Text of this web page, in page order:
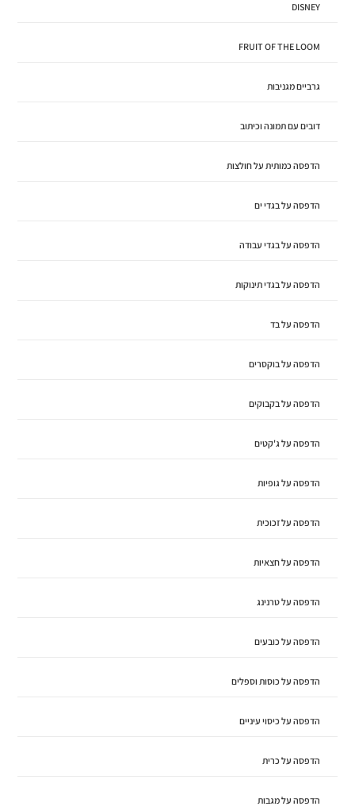
DISNEY
FRUIT OF THE LOOM
גרביים מגניבות
דובים עם תמונה וכיתוב
הדפסה כמותית על חולצות
הדפסה על בגדי ים
הדפסה על בגדי עבודה
הדפסה על בגדי תינוקות
הדפסה על בד
הדפסה על בוקסרים
הדפסה על בקבוקים
הדפסה על ג'קטים
הדפסה על גופיות
הדפסה על זכוכית
הדפסה על חצאיות
הדפסה על טרנינג
הדפסה על כובעים
הדפסה על כוסות וספלים
הדפסה על כיסוי עיניים
הדפסה על כרית
הדפסה על מגבות